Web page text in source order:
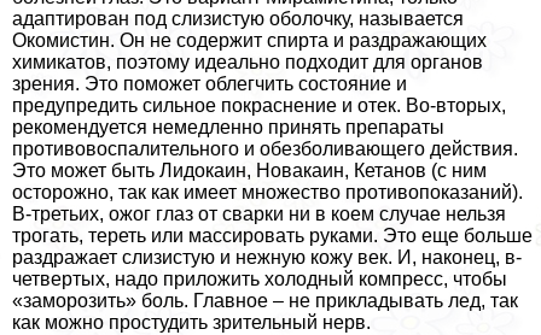
адаптирован под слизистую оболочку, называется
Окомистин. Он не содержит спирта и раздражающих
химикатов, поэтому идеально подходит для органов
зрения. Это поможет облегчить состояние и
предупредить сильное покраснение и отек. Во-вторых,
рекомендуется немедленно принять препараты
противовоспалительного и обезболивающего действия.
Это может быть Лидокаин, Новакаин, Кетанов (с ним
осторожно, так как имеет множество противопоказаний).
В-третьих, ожог глаз от сварки ни в коем случае нельзя
трогать, тереть или массировать руками. Это еще больше
раздражает слизистую и нежную кожу век. И, наконец, в-
четвертых, надо приложить холодный компресс, чтобы
«заморозить» боль. Главное – не прикладывать лед, так
как можно простудить зрительный нерв.